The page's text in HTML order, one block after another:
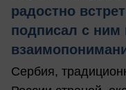
радостно
подписал с
Сербия,